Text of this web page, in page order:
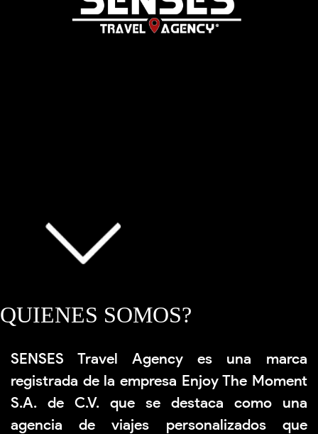
QUIENES SOMOS?
SENSES Travel Agency es una marca
registrada de la empresa Enjoy The Moment
S.A. de C.V. que se destaca como una
agencia de viajes personalizados que